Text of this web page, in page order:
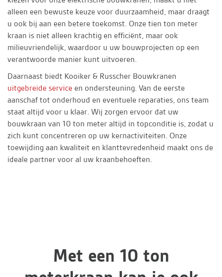
alleen een bewuste keuze voor duurzaamheid, maar draagt
u ook bij aan een betere toekomst. Onze tien ton meter
kraan is niet alleen krachtig en efficiënt, maar ook
milieuvriendelijk, waardoor u uw bouwprojecten op een
verantwoorde manier kunt uitvoeren.
Daarnaast biedt Kooiker & Russcher Bouwkranen
uitgebreide service en ondersteuning. Van de eerste
aanschaf tot onderhoud en eventuele reparaties, ons team
staat altijd voor u klaar. Wij zorgen ervoor dat uw
bouwkraan van 10 ton meter altijd in topconditie is, zodat u
zich kunt concentreren op uw kernactiviteiten. Onze
toewijding aan kwaliteit en klanttevredenheid maakt ons de
ideale partner voor al uw kraanbehoeften.
Met een 10 ton